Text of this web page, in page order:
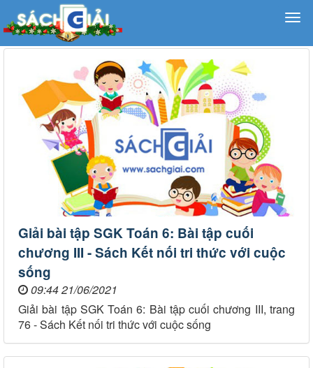
Giải bài tập SGK Toán 6: Bài tập cuối
chương III - Sách Kết nối tri thức với cuộc
sống
09:44 21/06/2021
Giải bài tập SGK Toán 6: Bài tập cuối chương III, trang
76 - Sách Kết nối tri thức với cuộc sống